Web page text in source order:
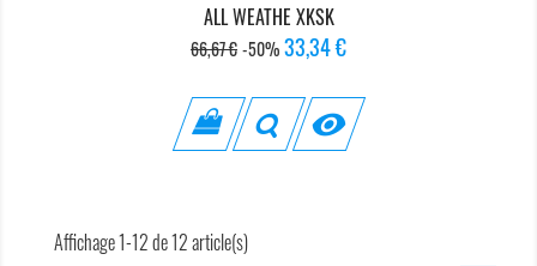
ALL WEATHE XKSK
Prix
de
base
66,67 €-50%Prix
33,34 €

Affichage 1-12 de 12 article(s)